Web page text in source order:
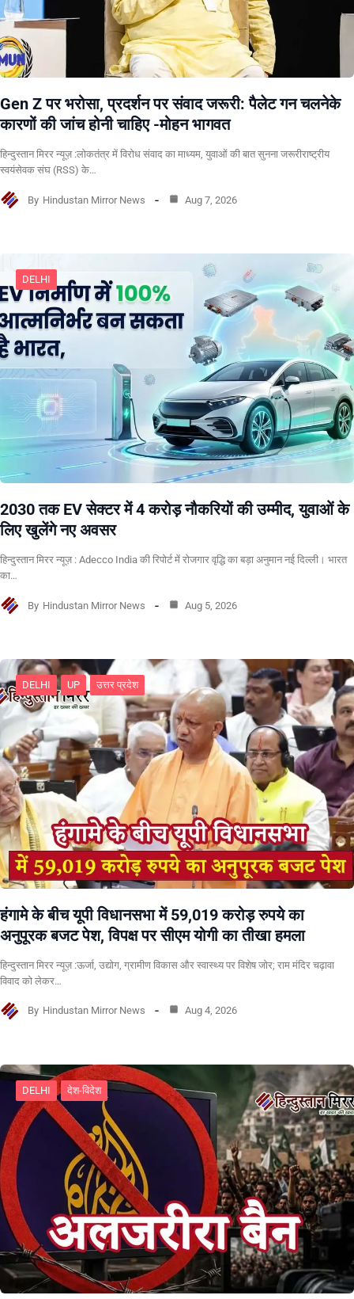
Gen Z पर भरोसा, प्रदर्शन पर संवाद जरूरी: पैलेट गन चलनेके
कारणों की जांच होनी चाहिए -मोहन भागवत
हिन्दुस्तान मिरर न्यूज़ :लोकतंत्र में विरोध संवाद का माध्यम, युवाओं की बात सुनना जरूरीराष्ट्रीय
स्वयंसेवक संघ (RSS) के…
By Hindustan Mirror News Aug 7, 2026
DELHI
2030 तक EV सेक्टर में 4 करोड़ नौकरियों की उम्मीद, युवाओं के
लिए खुलेंगे नए अवसर
हिन्दुस्तान मिरर न्यूज़ : Adecco India की रिपोर्ट में रोजगार वृद्धि का बड़ा अनुमान नई दिल्ली। भारत
का…
By Hindustan Mirror News Aug 5, 2026
DELHI UP उत्तर प्रदेश
हंगामे के बीच यूपी विधानसभा में 59,019 करोड़ रुपये का
अनुपूरक बजट पेश, विपक्ष पर सीएम योगी का तीखा हमला
हिन्दुस्तान मिरर न्यूज़ :ऊर्जा, उद्योग, ग्रामीण विकास और स्वास्थ्य पर विशेष जोर; राम मंदिर चढ़ावा
विवाद को लेकर…
By Hindustan Mirror News Aug 4, 2026
DELHI देश-विदेश